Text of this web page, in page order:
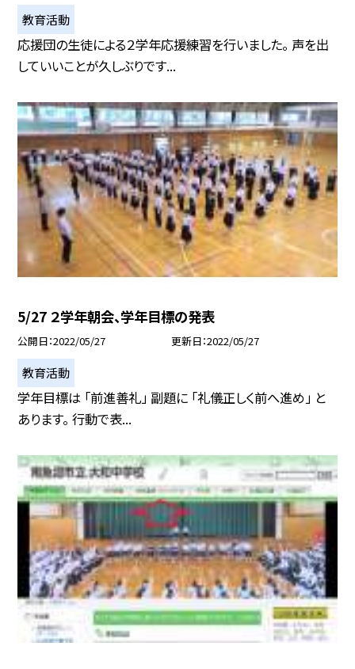
教育活動
応援団の生徒による２学年応援練習を行いました。 声を出
していいことが久しぶりです...
5/27 ２学年朝会、学年目標の発表
公開日 2022/05/27 更新日 2022/05/27
教育活動
学年目標は 「前進善礼」 副題に 「礼儀正しく前へ進め」 と
あります。 行動で表...